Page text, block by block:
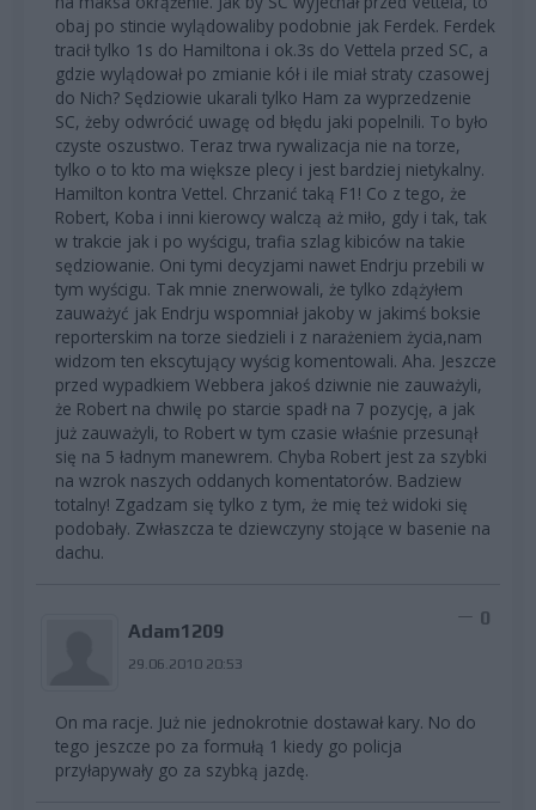
obaj po stincie wylądowaliby podobnie jak Ferdek. Ferdek
tracił tylko 1s do Hamiltona i ok.3s do Vettela przed SC, a
gdzie wylądował po zmianie kół i ile miał straty czasowej
do Nich? Sędziowie ukarali tylko Ham za wyprzedzenie
SC, żeby odwrócić uwagę od błędu jaki popelnili. To było
czyste oszustwo. Teraz trwa rywalizacja nie na torze,
tylko o to kto ma większe plecy i jest bardziej nietykalny.
Hamilton kontra Vettel. Chrzanić taką F1! Co z tego, że
Robert, Koba i inni kierowcy walczą aż miło, gdy i tak, tak
w trakcie jak i po wyścigu, trafia szlag kibiców na takie
sędziowanie. Oni tymi decyzjami nawet Endrju przebili w
tym wyścigu. Tak mnie znerwowali, że tylko zdążyłem
zauważyć jak Endrju wspomniał jakoby w jakimś boksie
reporterskim na torze siedzieli i z narażeniem życia,nam
widzom ten ekscytujący wyścig komentowali. Aha. Jeszcze
przed wypadkiem Webbera jakoś dziwnie nie zauważyli,
że Robert na chwilę po starcie spadł na 7 pozycję, a jak
już zauważyli, to Robert w tym czasie właśnie przesunął
się na 5 ładnym manewrem. Chyba Robert jest za szybki
na wzrok naszych oddanych komentatorów. Badziew
totalny! Zgadzam się tylko z tym, że mię też widoki się
podobały. Zwłaszcza te dziewczyny stojące w basenie na
dachu.
Adam1209
29.06.2010 20:53
0
On ma racje. Już nie jednokrotnie dostawał kary. No do
tego jeszcze po za formułą 1 kiedy go policja
przyłapywały go za szybką jazdę.